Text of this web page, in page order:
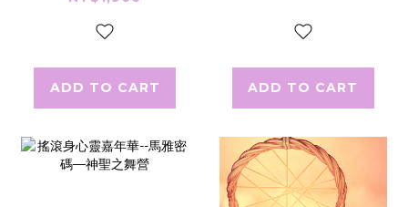
ADD TO CART ADD TO CART